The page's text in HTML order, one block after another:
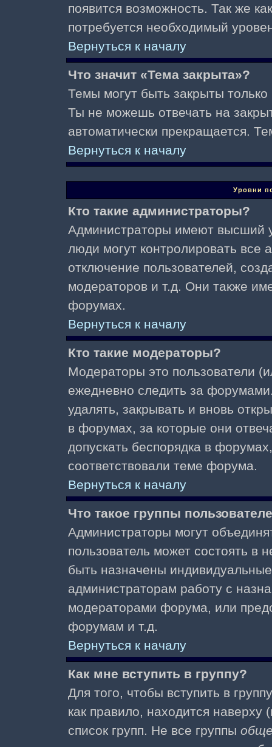
появится возможность. Так же
потребуется необходимый
Вернуться к началу
Что значит «Тема закрыта»?
Темы могут быть закрыты
Ты не можешь отвечать на
автоматически прекращается.
Вернуться к началу
Уровни
Кто такие администраторы?
Администраторы имеют высший
люди могут контролировать все
отключение пользователей,
модераторов и т.д. Они также
форумах.
Вернуться к началу
Кто такие модераторы?
Модераторы это пользователи
ежедневно следить за
удалять, закрывать и вновь
в форумах, за которые они
допускать беспорядка в
соответствовали теме форума.
Вернуться к началу
Что такое группы
Администраторы могут
пользователь может состоять в
быть назначены
администраторам работу с
модераторами форума, или
форумам и т.д.
Вернуться к началу
Как мне вступить в группу?
Для того, чтобы вступить в
как правило, находится
список групп. Не все группы